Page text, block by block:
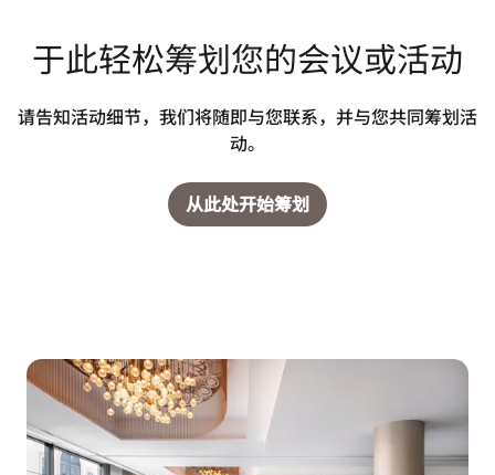
于此轻松筹划您的会议或活动
请告知活动细节，我们将随即与您联系，并与您共同筹划活
动。
从此处开始筹划